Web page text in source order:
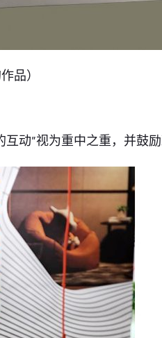
品）
动”视为重中之重，并鼓